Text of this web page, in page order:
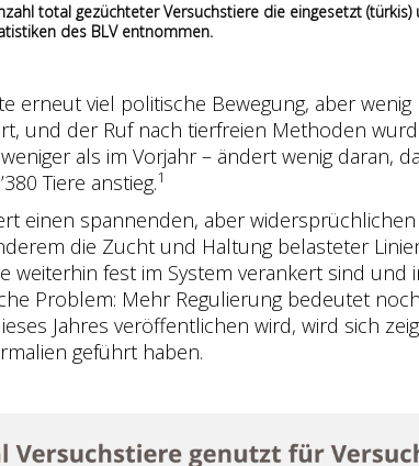
total gezüchteter Versuchstiere die eingesetzt
des BLV entnommen.
erneut viel politische Bewegung, aber
und der Ruf nach tierfreien Methoden
als im Vorjahr – ändert wenig daran,
Tiere anstieg.1
einen spannenden, aber
die Zucht und Haltung belasteter
weiterhin fest im System verankert sind
Problem: Mehr Regulierung bedeutet
Jahres veröffentlichen wird, wird sich
geführt haben.